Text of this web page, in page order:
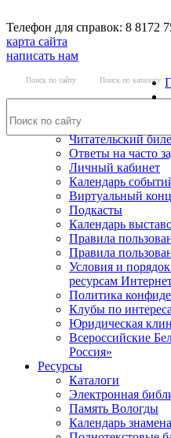
Телефон для справок: 8 8172
карта сайта
написать нам
Поиск по сайту Поиск по каталогу
Читательский
Ответы на часто
Личный кабинет
Календарь
Виртуальный
Подкасты
Календарь
Правила
Правила
Условия и
ресурсам
Политика
Клубы по
Юридическая
Всероссийские
Россия»
Ресурсы
Каталоги
Электронная
Память Вологды
Календарь